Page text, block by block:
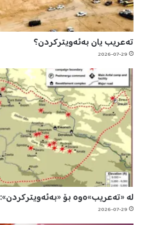
تەعریب یان بەئەویترکردن؟
2026-07-29
لە «تەعریب»ەوە بۆ «بەئەویترکردن»:
2026-07-29